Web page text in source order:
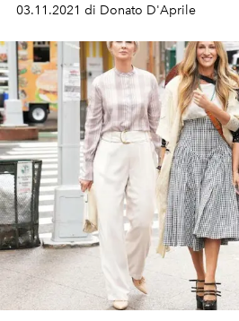
appartamento di Carrie Bradshaw.
03.11.2021 di Donato D'Aprile